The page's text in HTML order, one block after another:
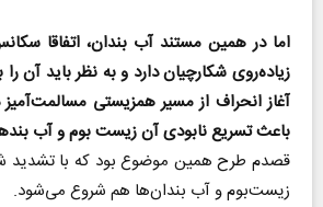
اما در همین مستند آب بندان، اتفاقا
زیاده‌روی شکارچیان دارد و به نظر باید آن
آغاز انحراف از مسیر همزیستی
باعث تسریع نابودی آن زیست بوم و آب
قصدم طرح همین موضوع بود که با تشدید
زیست‌بوم و آب بندان‌ها هم شروع می‌شود.